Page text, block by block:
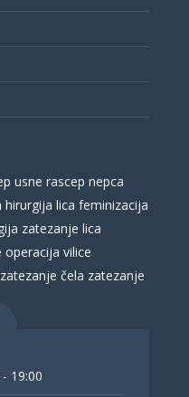
usne rascep nepca
hirurgija lica feminizacija
zatezanje lica
operacija vilice
zatezanje čela zatezanje
19:00